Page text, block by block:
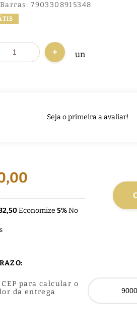
Barras:7903308915348
Seja o primeira a avaliar!
un
Economize 5%No
para calcular o
da entrega